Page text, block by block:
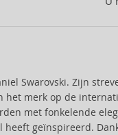
Swarovski. Zijn
merk op de
met fonkelende
geïnspireerd.